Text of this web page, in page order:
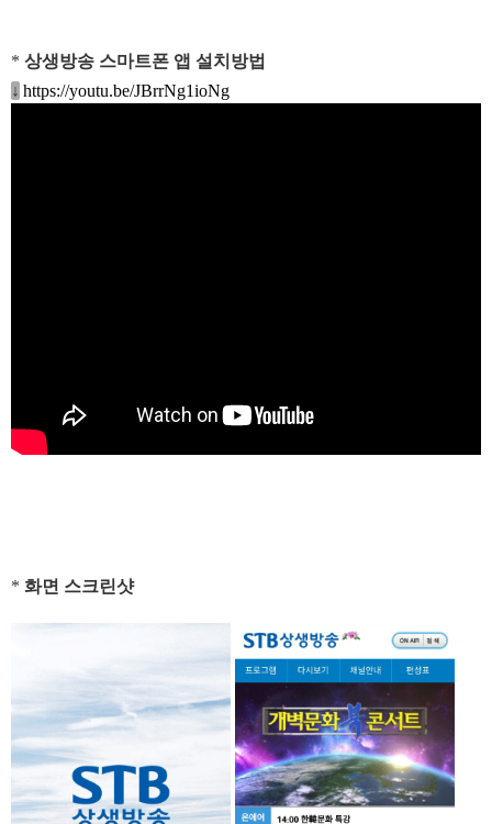
* 상생방송 스마트폰 앱 설치방법
↓ https://youtu.be/JBrrNg1ioNg
* 화면 스크린샷